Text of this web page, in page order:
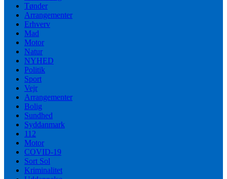
Tønder
Arrangementer
Erhverv
Mad
Motor
Natur
NYHED
Politik
Sport
Vejr
Arrangementer
Bolig
Sundhed
Syddanmark
112
Motor
COVID-19
Sort Sol
Kriminalitet